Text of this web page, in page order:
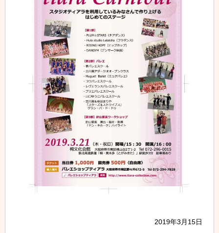
2019年3月15日